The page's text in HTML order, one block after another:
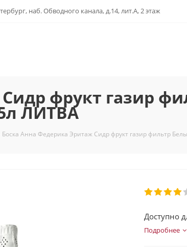
наб. Обводного канала, д.14, лит.А, 2 этаж
фрукт газир
ЛИТВА
Боска Анна Федерика Эритаж Сидр фрукт газир фильтр
Доступно
Подробнее